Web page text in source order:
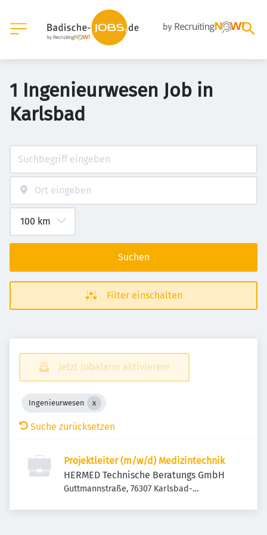
1 Ingenieurwesen Job in
Karlsbad
Suchen
Filter einschalten
Jetzt Jobalarm aktivieren!
Ingenieurwesen
Suche zurücksetzen
Projektleiter (m/w/d) Medizintechnik
HERMED Technische Beratungs GmbH
Guttmannstraße, 76307 Karlsbad-